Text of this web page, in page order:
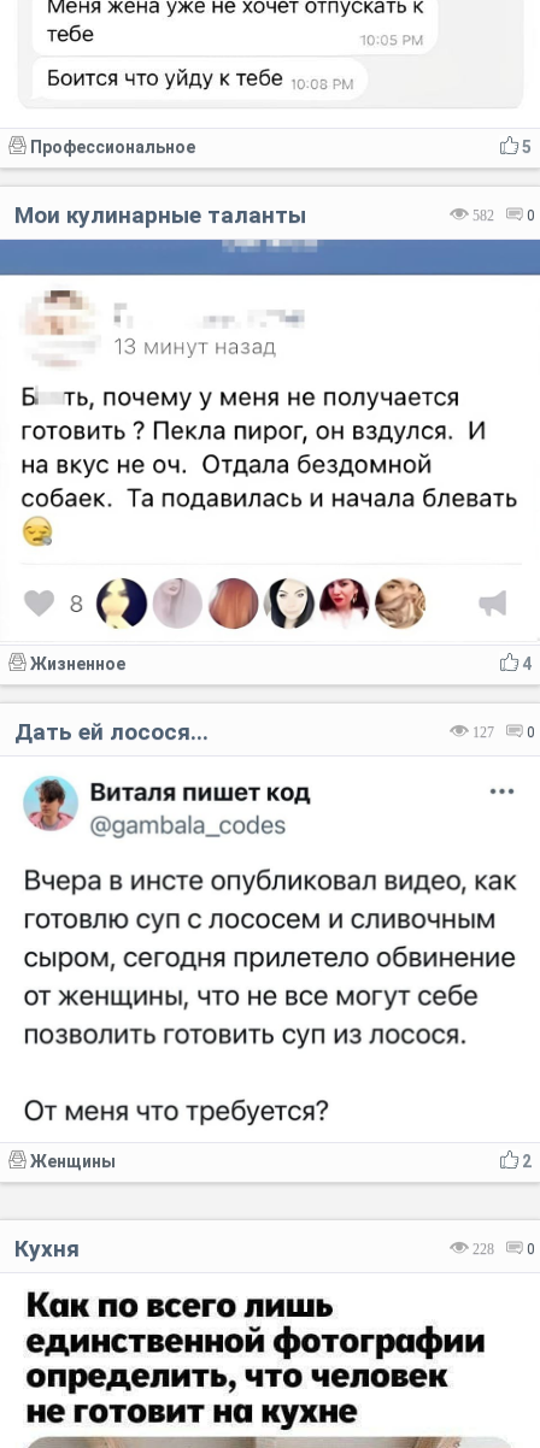
5
Профессиональное
582 0
Мои кулинарные таланты
4
Жизненное
127 0
Дать ей лосося...
2
Женщины
228 0
Кухня